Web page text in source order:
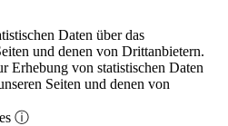
Daten über das
und denen von Drittanbietern.
Erhebung von statistischen Daten
Seiten und denen von
ⓘ